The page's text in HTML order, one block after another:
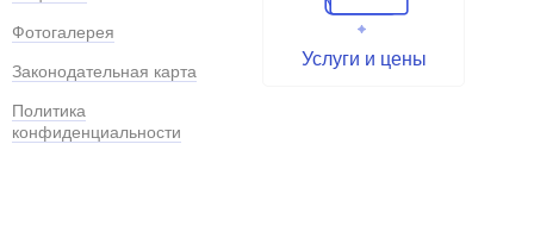
Фотогалерея
Законодательная карта
Политика
конфиденциальности
Услуги и цены